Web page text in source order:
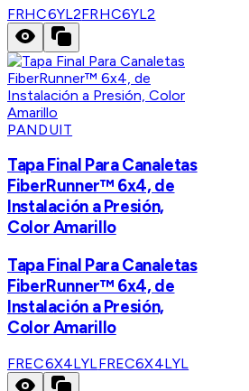
FRHC6YL2FRHC6YL2
PANDUIT
Tapa Final Para Canaletas
FiberRunner™ 6x4, de
Instalación a Presión,
Color Amarillo
Tapa Final Para Canaletas
FiberRunner™ 6x4, de
Instalación a Presión,
Color Amarillo
FREC6X4LYLFREC6X4LYL